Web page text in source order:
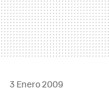
3 Enero 2009